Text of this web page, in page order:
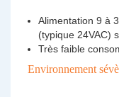
Alimentation 9 à
(typique 24VAC)
Très faible
Environnement